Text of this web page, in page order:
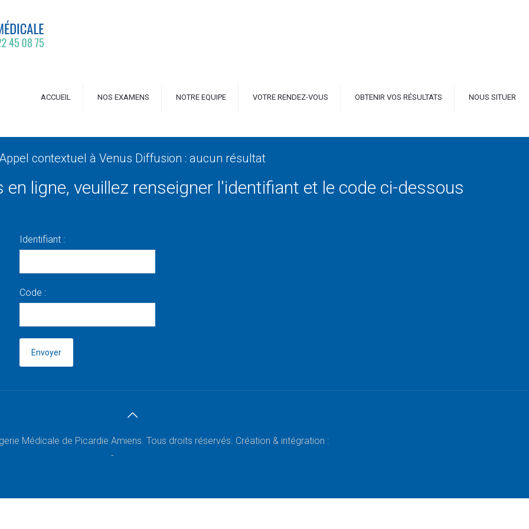
ACCUEIL NOS EXAMENS NOTRE EQUIPE VOTRE RENDEZ-VOUS OBTENIR VOS RÉSULTATS NOUS SITUER
Appel contextuel à Venus Diffusion : aucun résultat
ligne, veuillez renseigner l'identifiant et le code ci-dessous
Identifiant :
Code :
Médicale de Picardie Amiens. Tous droits réservés. Création & intégration :
-